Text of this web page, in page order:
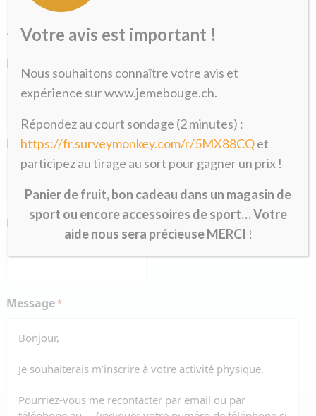
«
» indique les champs nécessaires
Nom
Prénom *
E-mail
Message*
Votre avis est important !
Nous souhaitons connaître votre avis et
expérience sur www.jemebouge.ch.
Répondez au court sondage (2 minutes) :
https://fr.surveymonkey.com/r/5MX88CQet
participez au tirage au sort pour gagner un prix !
Panier de fruit, bon cadeau dans un magasin de
sport ou encore accessoires de sport… Votre
aide nous sera précieuse MERCI !